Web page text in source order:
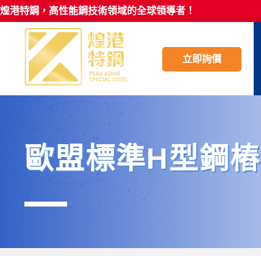
煌港特鋼，高性能鋼技術領域的全球領導者！
立即詢價
歐盟標準H型鋼樁